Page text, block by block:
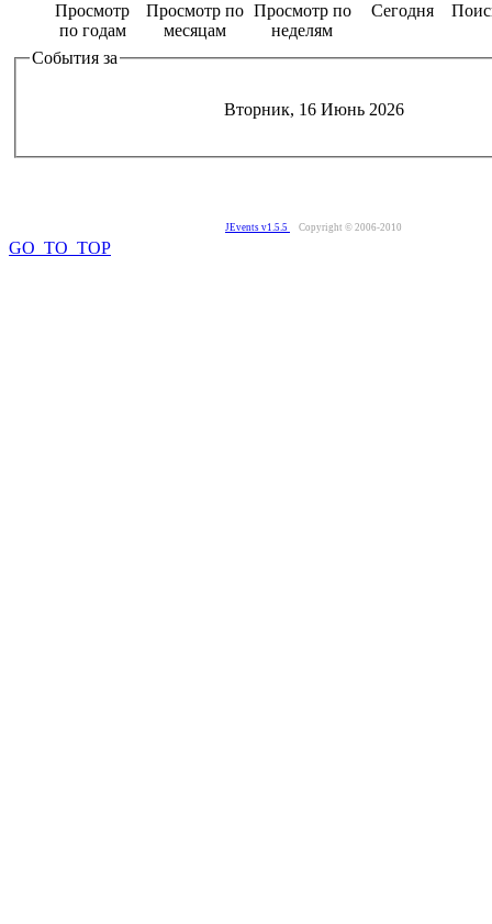
Просмотр
по годам
Просмотр по
месяцам
Просмотр по
неделям
Сегодня
События за
Вторник, 16 Июнь 2026
JEvents v1.5.5 Copyright © 2006-2010
GO_TO_TOP